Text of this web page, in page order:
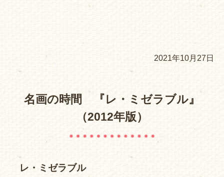
2021年10月27日
名画の時間 『レ・ミゼラブル』
（2012年版）
レ・ミゼラブル